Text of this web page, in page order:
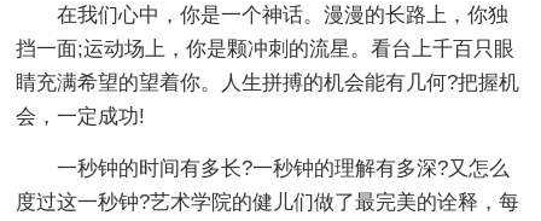
在我们心中，你是一个神话。漫漫的长路上，你独
挡一面;运动场上，你是颗冲刺的流星。看台上千百只眼
睛充满希望的望着你。人生拼搏的机会能有几何?把握机
会，一定成功!
一秒钟的时间有多长?一秒钟的理解有多深?又怎么
度过这一秒钟?艺术学院的健儿们做了最完美的诠释，每